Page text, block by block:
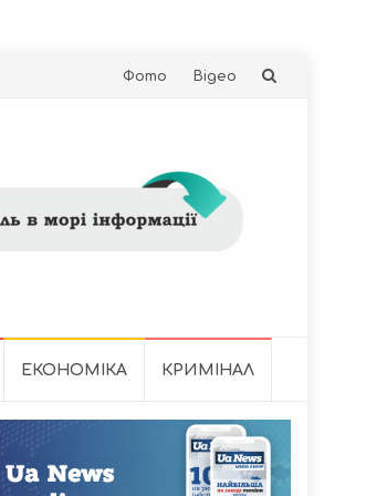
Skip
Фото Відео
ЕКОНОМІКА КРИМІНАЛ